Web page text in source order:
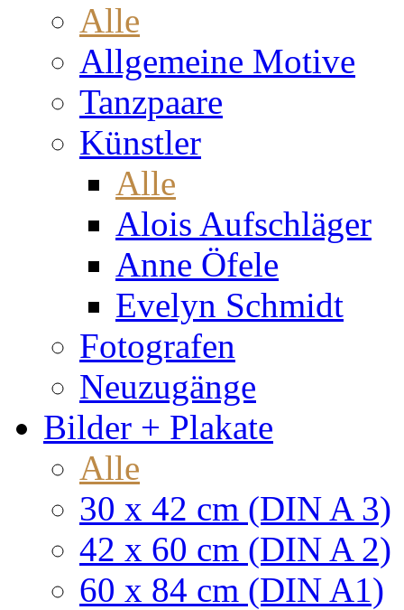
Alle
Allgemeine Motive
Tanzpaare
Künstler
Alle
Alois Aufschläger
Anne Öfele
Evelyn Schmidt
Fotografen
Neuzugänge
Bilder + Plakate
Alle
30 x 42 cm (DIN A 3)
42 x 60 cm (DIN A 2)
60 x 84 cm (DIN A1)